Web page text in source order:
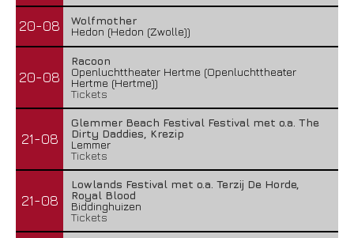
20-08
Wolfmother
Hedon (Hedon (Zwolle))
20-08
Racoon
Openluchttheater Hertme (Openluchttheater
Hertme (Hertme))
Tickets
21-08
Glemmer Beach Festival Festival met o.a. The
Dirty Daddies, Krezip
Lemmer
Tickets
21-08
Lowlands Festival met o.a. Terzij De Horde,
Royal Blood
Biddinghuizen
Tickets